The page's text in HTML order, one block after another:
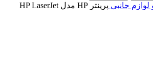
لوازم جانبی
پرینتر HP مدل HP LaserJet